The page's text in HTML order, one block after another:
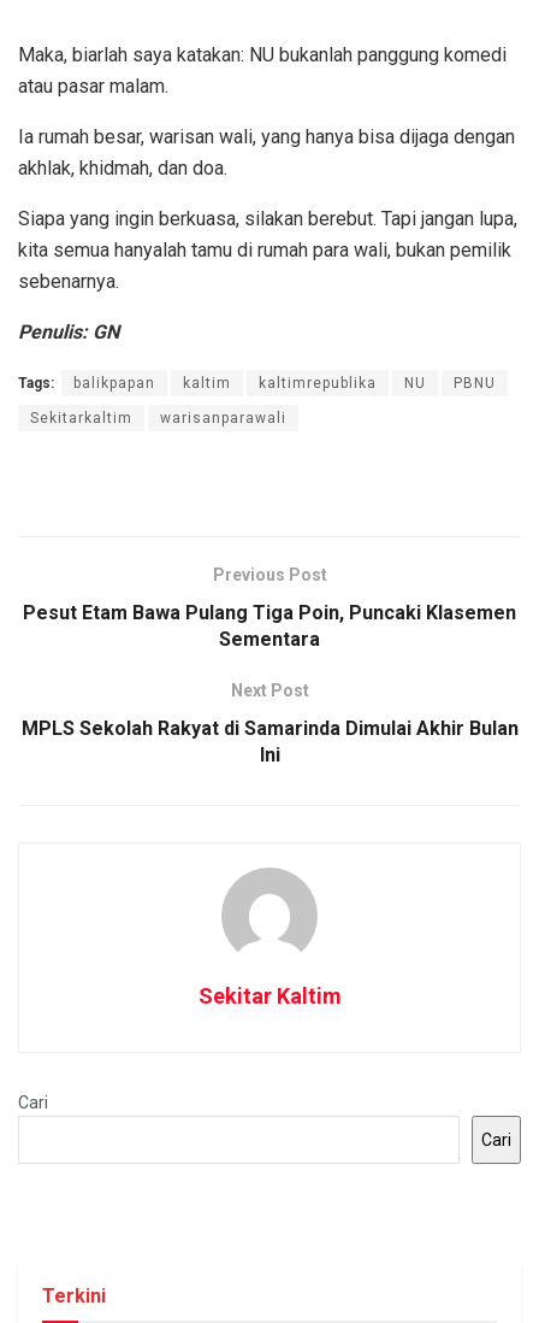
Maka, biarlah saya katakan: NU bukanlah panggung komedi
atau pasar malam.
Ia rumah besar, warisan wali, yang hanya bisa dijaga dengan
akhlak, khidmah, dan doa.
Siapa yang ingin berkuasa, silakan berebut. Tapi jangan lupa,
kita semua hanyalah tamu di rumah para wali, bukan pemilik
sebenarnya.
Penulis: GN
Tags: balikpapan kaltim kaltimrepublika NU PBNU
Sekitarkaltim warisanparawali
Previous Post
Pesut Etam Bawa Pulang Tiga Poin, Puncaki Klasemen
Sementara
Next Post
MPLS Sekolah Rakyat di Samarinda Dimulai Akhir Bulan
Ini
Sekitar Kaltim
Cari
Cari
Terkini